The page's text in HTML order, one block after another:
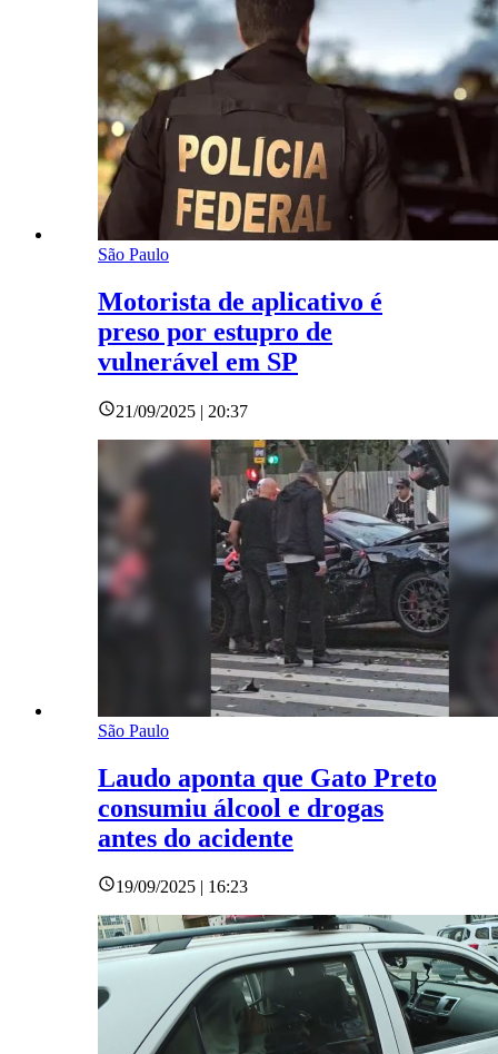
São Paulo
Motorista de aplicativo é
preso por estupro de
vulnerável em SP
21/09/2025 | 20:37
São Paulo
Laudo aponta que Gato Preto
consumiu álcool e drogas
antes do acidente
19/09/2025 | 16:23